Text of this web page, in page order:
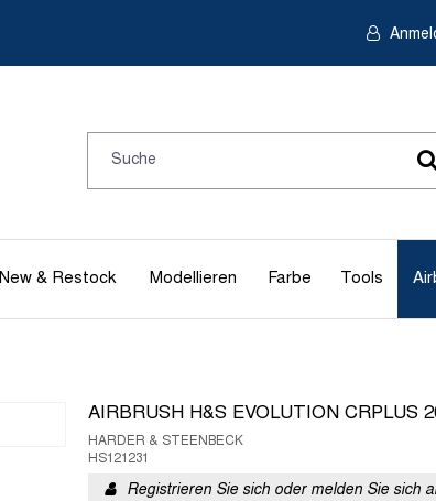
New & Restock Modellieren Farbe Tools
AIRBRUSH H&S EVOLUTION CRPLUS
HARDER & STEENBECK
HS121231
Registrieren Sie sich oder melden Sie sich